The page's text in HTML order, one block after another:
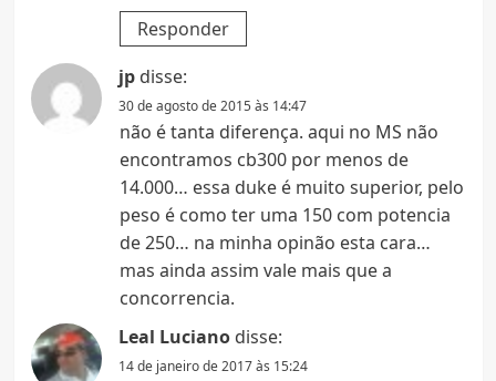
Responder
jp disse:
30 de agosto de 2015 às 14:47
não é tanta diferença. aqui no MS não
encontramos cb300 por menos de
14.000… essa duke é muito superior, pelo
peso é como ter uma 150 com potencia
de 250… na minha opinão esta cara…
mas ainda assim vale mais que a
concorrencia.
Leal Luciano disse:
14 de janeiro de 2017 às 15:24